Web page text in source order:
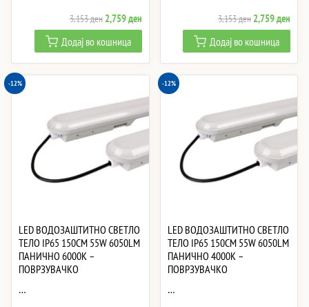
3,153ден Original
price
was:
3,153 ден.
2,759денCurrent
price
is:
2,759 ден.
Додај во кошница
3,153ден Original
price
was:
3,153 ден.
2,759ден
price
is:
Додај во кошница
-12%
LED ВОДОЗАШТИТНО СВЕТЛО
ТЕЛО IP65 150CM 55W 6050LM
ПАНИЧНО 6000K –
ПОВРЗУВАЧКО
…
-12%
LED ВОДОЗАШТИТНО СВЕТЛО
ТЕЛО IP65 150CM 55W 6050LM
ПАНИЧНО 4000K –
ПОВРЗУВАЧКО
…